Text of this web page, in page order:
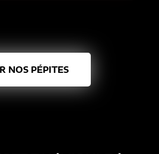
NOS PÉPITES